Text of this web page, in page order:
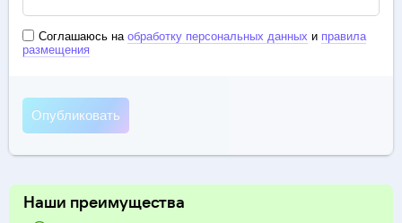
Соглашаюсь на обработку персональных данных и правила
размещения
Наши преимущества